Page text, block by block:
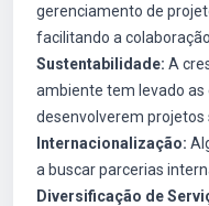
gerenciamento de
facilitando a colaboração.
Sustentabilidade: A
ambiente tem levado as
desenvolverem projetos
Internacionalização:
a buscar parcerias
Diversificação de